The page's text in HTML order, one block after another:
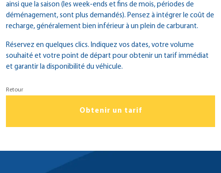
ainsi que la saison (les week-ends et fins de mois, périodes de
déménagement, sont plus demandés). Pensez à intégrer le coût de
recharge, généralement bien inférieur à un plein de carburant.
Réservez en quelques clics. Indiquez vos dates, votre volume
souhaité et votre point de départ pour obtenir un tarif immédiat
et garantir la disponibilité du véhicule.
Retour
Obtenir un tarif